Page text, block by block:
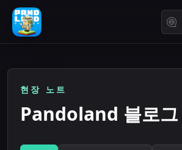
현장 노트
Pandoland 블로그